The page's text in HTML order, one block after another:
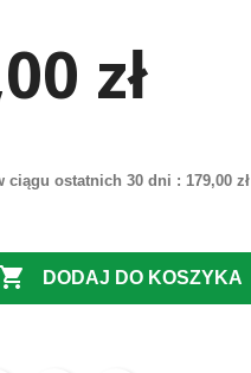
zł
ciągu ostatnich 30 dni : 179,00 zł
 DODAJ DO KOSZYKA